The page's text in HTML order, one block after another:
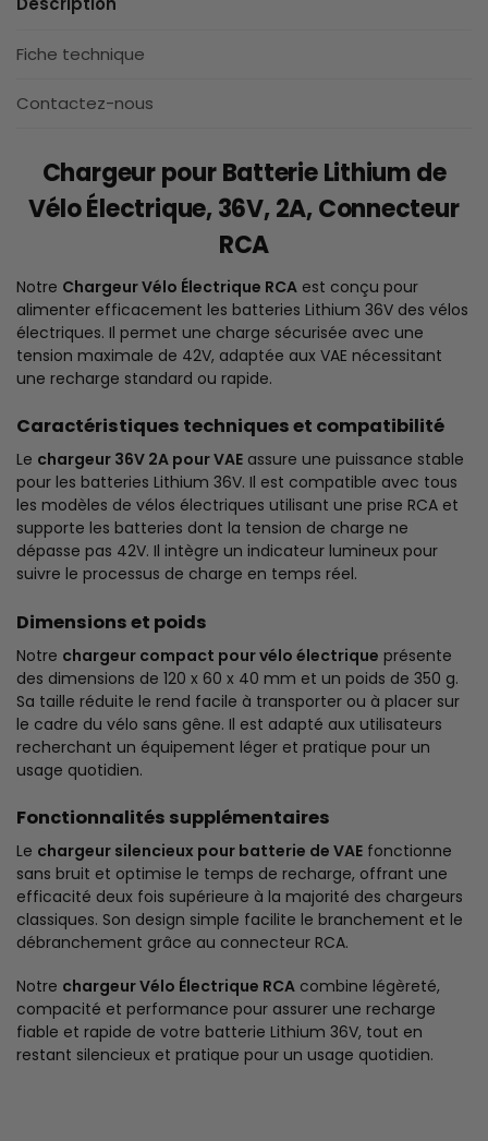
Fiche technique
Contactez-nous
Chargeur pour Batterie Lithium de
Vélo Électrique, 36V, 2A, Connecteur
RCA
Notre Chargeur Vélo Électrique RCA est conçu pour
alimenter efficacement les batteries Lithium 36V des vélos
électriques. Il permet une charge sécurisée avec une
tension maximale de 42V, adaptée aux VAE nécessitant
une recharge standard ou rapide.
Caractéristiques techniques et compatibilité
Le chargeur 36V 2A pour VAE assure une puissance stable
pour les batteries Lithium 36V. Il est compatible avec tous
les modèles de vélos électriques utilisant une prise RCA et
supporte les batteries dont la tension de charge ne
dépasse pas 42V. Il intègre un indicateur lumineux pour
suivre le processus de charge en temps réel.
Dimensions et poids
Notre chargeur compact pour vélo électrique présente
des dimensions de 120 x 60 x 40 mm et un poids de 350 g.
Sa taille réduite le rend facile à transporter ou à placer sur
le cadre du vélo sans gêne. Il est adapté aux utilisateurs
recherchant un équipement léger et pratique pour un
usage quotidien.
Fonctionnalités supplémentaires
Le chargeur silencieux pour batterie de VAE fonctionne
sans bruit et optimise le temps de recharge, offrant une
efficacité deux fois supérieure à la majorité des chargeurs
classiques. Son design simple facilite le branchement et le
débranchement grâce au connecteur RCA.
Notre chargeur Vélo Électrique RCA combine légèreté,
compacité et performance pour assurer une recharge
fiable et rapide de votre batterie Lithium 36V, tout en
restant silencieux et pratique pour un usage quotidien.